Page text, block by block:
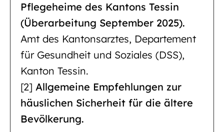
Pflegeheime des Kantons Tessin
(Überarbeitung September 2025).
Amt des Kantonsarztes, Departement
für Gesundheit und Soziales (DSS),
Kanton Tessin.
[2] Allgemeine Empfehlungen zur
häuslichen Sicherheit für die ältere
Bevölkerung.